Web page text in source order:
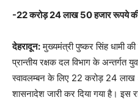
-22 करोड़ 24 लाख 50 हजार रूपये की
देहरादून:मुख्यमंत्री पुष्कर सिंह धामी
प्रान्तीय रक्षक दल विभाग के
स्वावलम्बन के लिए 22 करोड़ 24 लाख
शासनादेश जारी कर दिया गया है।